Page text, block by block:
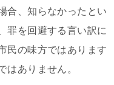
合、知らなかったとい
罪を回避する言い訳に
民の味方ではあります
はありません。